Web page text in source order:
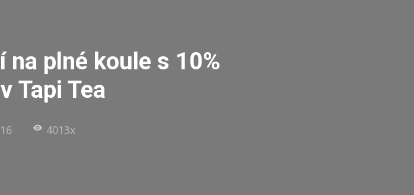
na plné koule s 10%
Tapi Tea
4013x